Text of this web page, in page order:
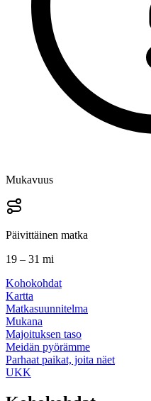
Mukavuus
Päivittäinen matka
19 – 31 mi
Kohokohdat
Kartta
Matkasuunnitelma
Mukana
Majoituksen taso
Meidän pyörämme
Parhaat paikat, joita näet
UKK